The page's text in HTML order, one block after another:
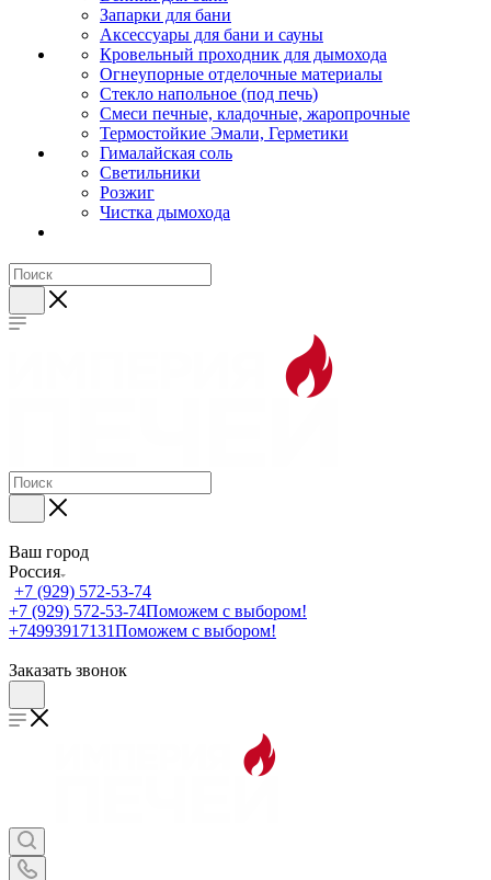
Запарки для бани
Аксессуары для бани и сауны
Кровельный проходник для дымохода
Огнеупорные отделочные материалы
Стекло напольное (под печь)
Смеси печные, кладочные, жаропрочные
Термостойкие Эмали, Герметики
Гималайская соль
Светильники
Розжиг
Чистка дымохода
Ваш город
Россия
+7 (929) 572-53-74
+7 (929) 572-53-74Поможем с выбором!
+74993917131Поможем с выбором!
Заказать звонок